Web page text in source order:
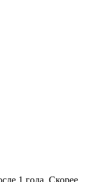
1 года. Скорее